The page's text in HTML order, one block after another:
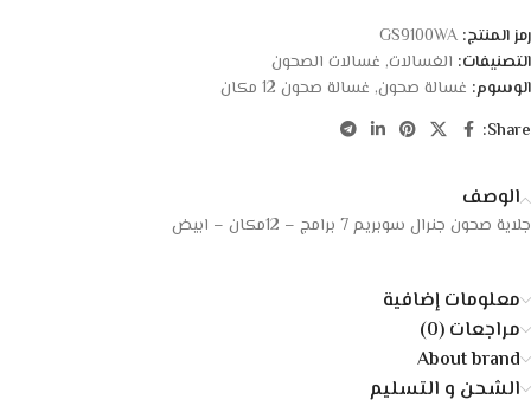
رمز المنتج: GS9100WA
التصنيفات: الغسالات, غسالات الصحون
الوسوم: غسالة صحون, غسالة صحون 12 مكان
Share:
الوصف
جلاية صحون جنرال سوبريم 7 برامج – 12مكان – ابيض
معلومات إضافية
مراجعات (0)
About brand
الشحن و التسليم